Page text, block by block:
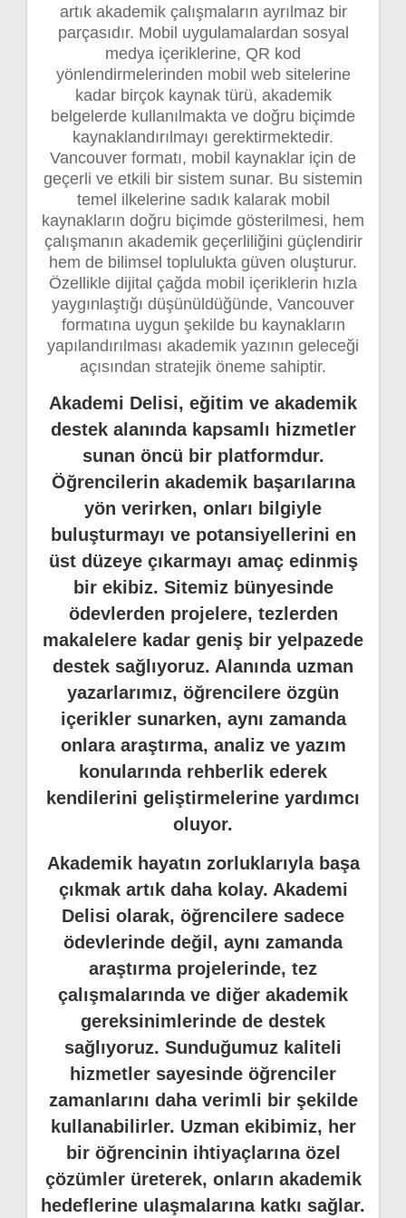
artık akademik çalışmaların ayrılmaz bir
parçasıdır. Mobil uygulamalardan sosyal
medya içeriklerine, QR kod
yönlendirmelerinden mobil web sitelerine
kadar birçok kaynak türü, akademik
belgelerde kullanılmakta ve doğru biçimde
kaynaklandırılmayı gerektirmektedir.
Vancouver formatı, mobil kaynaklar için de
geçerli ve etkili bir sistem sunar. Bu sistemin
temel ilkelerine sadık kalarak mobil
kaynakların doğru biçimde gösterilmesi, hem
çalışmanın akademik geçerliliğini güçlendirir
hem de bilimsel toplulukta güven oluşturur.
Özellikle dijital çağda mobil içeriklerin hızla
yaygınlaştığı düşünüldüğünde, Vancouver
formatına uygun şekilde bu kaynakların
yapılandırılması akademik yazının geleceği
açısından stratejik öneme sahiptir.
Akademi Delisi, eğitim ve akademik
destek alanında kapsamlı hizmetler
sunan öncü bir platformdur.
Öğrencilerin akademik başarılarına
yön verirken, onları bilgiyle
buluşturmayı ve potansiyellerini en
üst düzeye çıkarmayı amaç edinmiş
bir ekibiz. Sitemiz bünyesinde
ödevlerden projelere, tezlerden
makalelere kadar geniş bir yelpazede
destek sağlıyoruz. Alanında uzman
yazarlarımız, öğrencilere özgün
içerikler sunarken, aynı zamanda
onlara araştırma, analiz ve yazım
konularında rehberlik ederek
kendilerini geliştirmelerine yardımcı
oluyor.
Akademik hayatın zorluklarıyla başa
çıkmak artık daha kolay. Akademi
Delisi olarak, öğrencilere sadece
ödevlerinde değil, aynı zamanda
araştırma projelerinde, tez
çalışmalarında ve diğer akademik
gereksinimlerinde de destek
sağlıyoruz. Sunduğumuz kaliteli
hizmetler sayesinde öğrenciler
zamanlarını daha verimli bir şekilde
kullanabilirler. Uzman ekibimiz, her
bir öğrencinin ihtiyaçlarına özel
çözümler üreterek, onların akademik
hedeflerine ulaşmalarına katkı sağlar.